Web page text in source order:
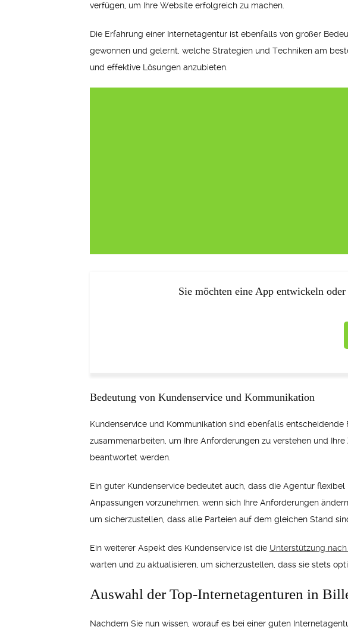
verfügen, um Ihre Website erfolgreich zu machen.
Die Erfahrung einer Internetagentur ist ebenfalls von großer
gewonnen und gelernt, welche Strategien und Techniken am
und effektive Lösungen anzubieten.
Sie möchten eine App entwickeln
Bedeutung von Kundenservice und Kommunikation
Kundenservice und Kommunikation sind ebenfalls
zusammenarbeiten, um Ihre Anforderungen zu verstehen und
beantwortet werden.
Ein guter Kundenservice bedeutet auch, dass die Agentur
Anpassungen vorzunehmen, wenn sich Ihre Anforderungen
um sicherzustellen, dass alle Parteien auf dem gleichen Stand
Ein weiterer Aspekt des Kundenservice ist die Unterstützung
warten und zu aktualisieren, um sicherzustellen, dass sie stets
Auswahl der Top-Internetagenturen in
Nachdem Sie nun wissen, worauf es bei einer guten